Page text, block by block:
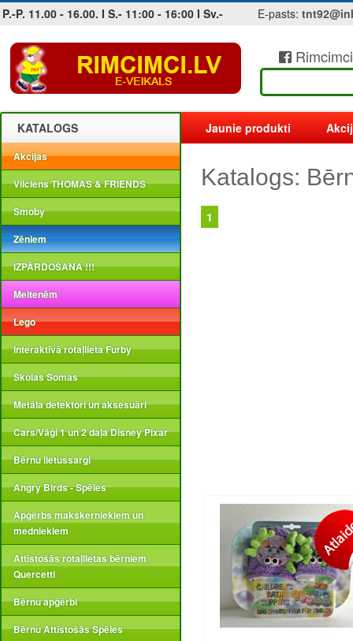
P.-P. 11.00 - 16.00. I S.- 11:00 - 16:00 I Sv.- E-pasts:
Jobs at sea and maritime vacancies
KATALOGS
Akcijas
Vilciens THOMAS & FRIENDS
Smoby
Zēniem
IZPĀRDOŠANA !!!
Meitenēm
Lego
Interaktīvā rotaļlieta Furby
Skolas Somas
Metāla detektori un aksesuāri
Cars/Vāģi 1 un 2 daļa Disney Pixar
Bērnu lietussargi
Angry Birds - Spēles
Apģērbs makšķerniekiem un
medniekiem
Attīstošās rotaļlietas bērniem
Quercetti
Bērnu apģērbi
Bērnu Attīstošās Spēles
Jaunie produkti
Katalogs:
1